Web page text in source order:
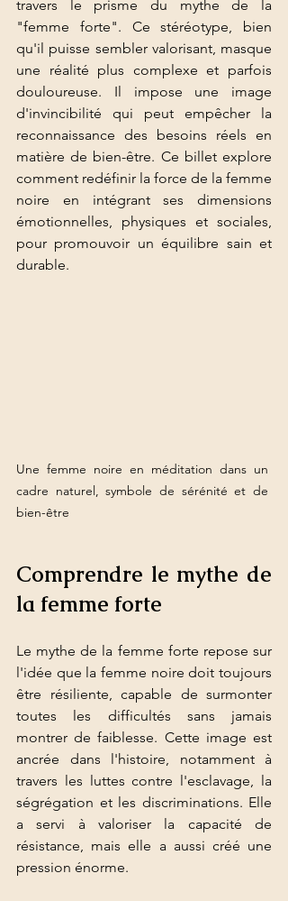
travers le prisme du mythe de la
"femme forte". Ce stéréotype, bien
qu'il puisse sembler valorisant, masque
une réalité plus complexe et parfois
douloureuse. Il impose une image
d'invincibilité qui peut empêcher la
reconnaissance des besoins réels en
matière de bien-être. Ce billet explore
comment redéfinir la force de la femme
noire en intégrant ses dimensions
émotionnelles, physiques et sociales,
pour promouvoir un équilibre sain et
durable.
Une femme noire en méditation dans un
cadre naturel, symbole de sérénité et de
bien-être
Comprendre le mythe de
la femme forte
Le mythe de la femme forte repose sur
l'idée que la femme noire doit toujours
être résiliente, capable de surmonter
toutes les difficultés sans jamais
montrer de faiblesse. Cette image est
ancrée dans l'histoire, notamment à
travers les luttes contre l'esclavage, la
ségrégation et les discriminations. Elle
a servi à valoriser la capacité de
résistance, mais elle a aussi créé une
pression énorme.